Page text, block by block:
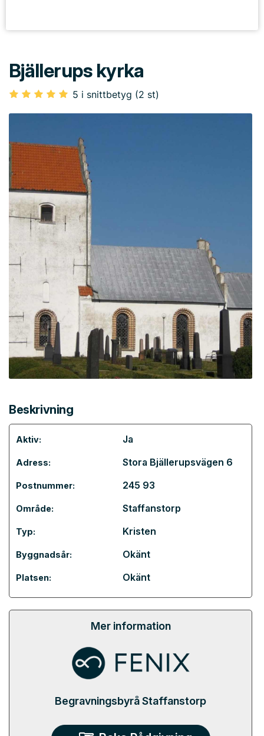
Bjällerups kyrka
5 i snittbetyg (2 st)
Beskrivning
Aktiv: Ja
Adress: Stora Bjällerupsvägen 6
Postnummer: 245 93
Område: Staffanstorp
Typ: Kristen
Byggnadsår: Okänt
Platsen: Okänt
Mer information
Begravningsbyrå Staffanstorp